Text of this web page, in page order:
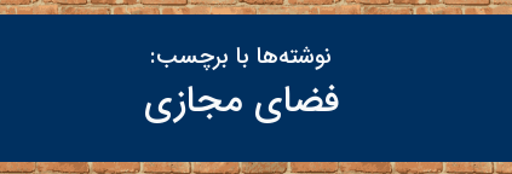
نوشته‌ها با برچسب:
فضای مجازی